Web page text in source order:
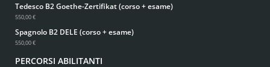
Tedesco B2 Goethe-Zertifikat (corso + esame)
550,00 €
Spagnolo B2 DELE (corso + esame)
550,00 €
PERCORSI ABILITANTI